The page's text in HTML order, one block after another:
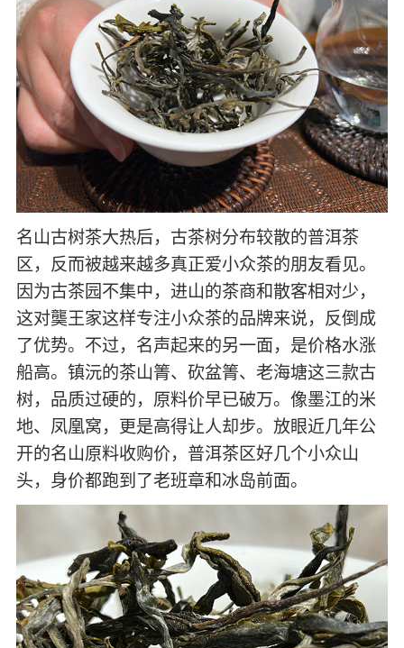
名山古树茶大热后，古茶树分布较散的普洱茶
区，反而被越来越多真正爱小众茶的朋友看见。
因为古茶园不集中，进山的茶商和散客相对少，
这对龑王家这样专注小众茶的品牌来说，反倒成
了优势。不过，名声起来的另一面，是价格水涨
船高。镇沅的茶山箐、砍盆箐、老海塘这三款古
树，品质过硬的，原料价早已破万。像墨江的米
地、凤凰窝，更是高得让人却步。放眼近几年公
开的名山原料收购价，普洱茶区好几个小众山
头，身价都跑到了老班章和冰岛前面。